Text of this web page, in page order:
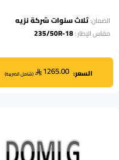
الضمان:ثلاث سنوات شركة نزيه
مقاس الإطار:
235/50R-18
السعر: 1265.00
(شامل الضريبة)